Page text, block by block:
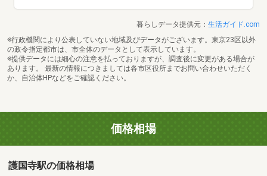
暮らしデータ提供元： 生活ガイド.com
※行政機関により公表していない地域及びデータがございます。東京23区以外
の政令指定都市は、市全体のデータとして表示しています。
※提供データには細心の注意を払っておりますが、調査後に変更がある場合が
あります。 最新の情報につきましては各市区役所までお問い合わせいただく
か、自治体HPなどをご確認ください。
価格相場
護国寺駅の価格相場